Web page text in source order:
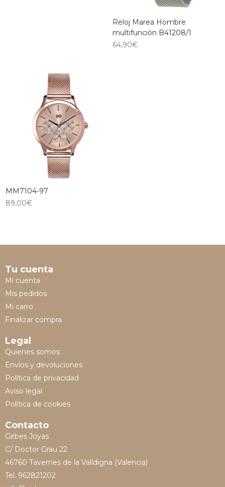
Reloj Marea Hombre
multifunción B41208/1
64,90€
MM7104-97
89,00€
Tu cuenta
Mi cuenta
Mis pedidos
Mi carro
Finalizar compra
Legal
Quienes somos
Envíos y devoluciones
Política de privacidad
Aviso legal
Política de cookies
Contacto
Girbes Joyas
C/ Doctor Grau 22
46760 Tavernes de la Valldigna (Valencia)
Tel. 962821202